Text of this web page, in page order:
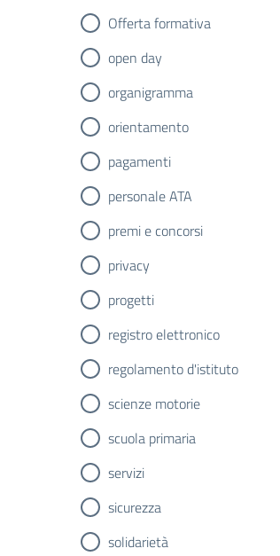
Offerta formativa
open day
organigramma
orientamento
pagamenti
personale ATA
premi e concorsi
privacy
progetti
registro elettronico
regolamento d'istituto
scienze motorie
scuola primaria
servizi
sicurezza
solidarietà